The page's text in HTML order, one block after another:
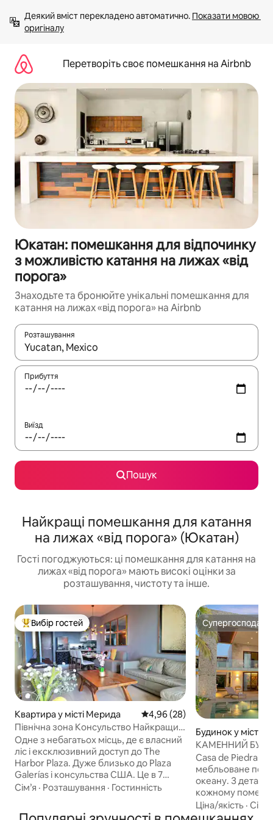
вмісту
Деякий вміст перекладено автоматично. Показати мовою
оригіналу
Перетворіть своє помешкання на Airbnb
Юкатан: помешкання для відпочинку
з можливістю катання на лижах «від
порога»
Знаходьте та бронюйте унікальні помешкання для
катання на лижах «від порога» на Airbnb
Розташування
Отримавши результати пошуку, використовуйте для
Прибуття
Виїзд
Пошук
Найкращі помешкання для катання
на лижах «від порога» (Юкатан)
Гості погоджуються: ці помешкання для катання на
лижах «від порога» мають високі оцінки за
розташування, чистоту та інше.
Топ вибір гостей
Вибір гостей
Квартира у місті Мерида Середня оцінка: 4,96 з 5,
4,96 (28)
Північна зона Консульство Найкращий
район Мериди
Одне з небагатьох місць, де є власний
ліс і ексклюзивний доступ до The
Harbor Plaza. Дуже близько до Plaza
Galerías і консульства США. Це в 7
хвилинах ходьби. 🌊 Пуерто-Прогресо
Сім’я · Розташування · Гостинність
Супергосподар
Супергосподар
Будинок у місті
КАМЕННИЙ
Casa de Piedra -
мебльоване
океану. З
кожному помешканні. Вона
розташування в
Меріди та оточена
Ціна/якість ·Сім’я